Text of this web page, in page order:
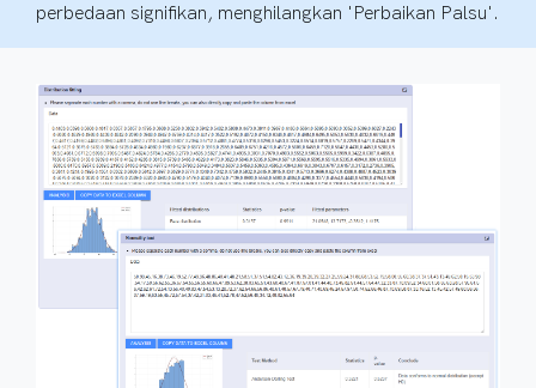
perbedaan signifikan, menghilangkan 'Perbaikan Palsu'.